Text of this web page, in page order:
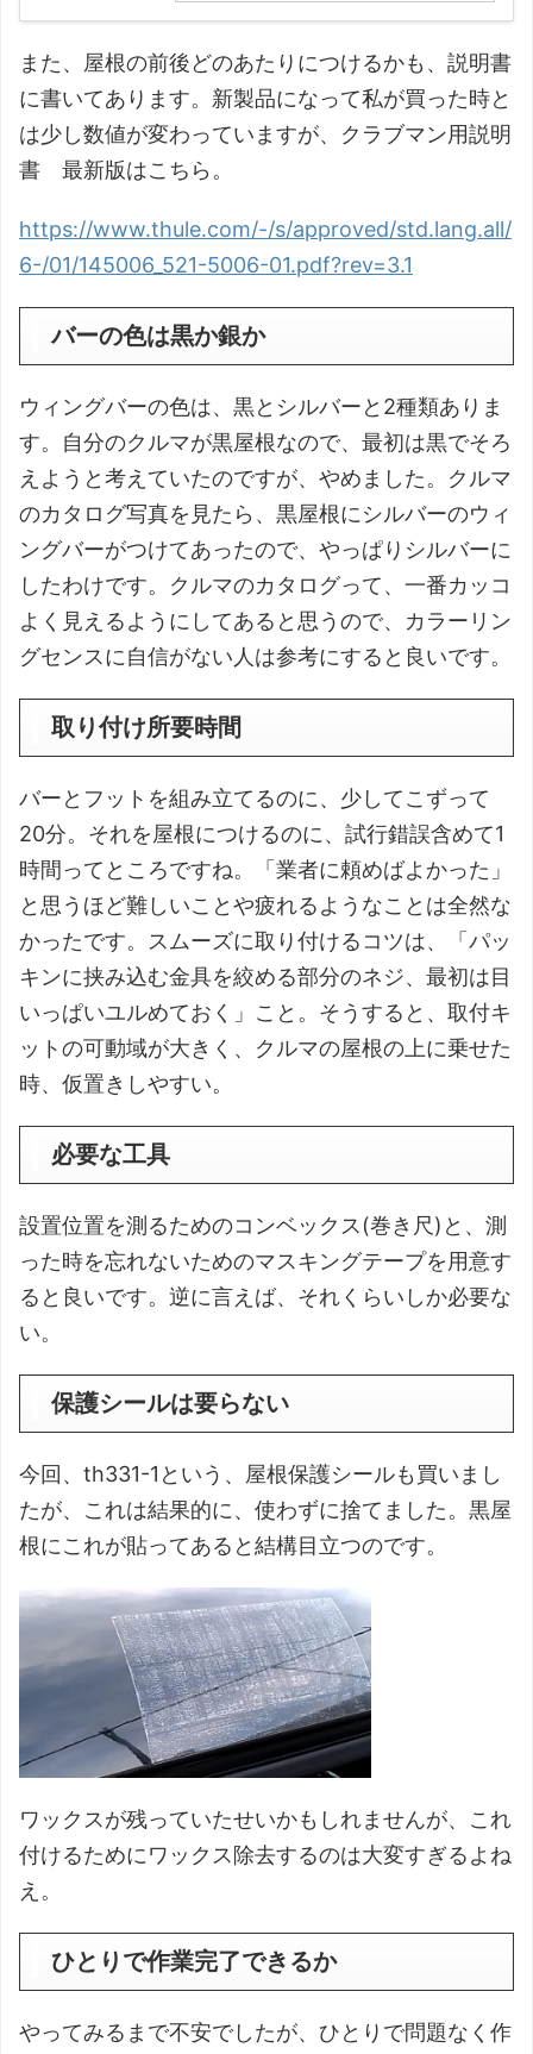
また、屋根の前後どのあたりにつけるかも、説明書
に書いてあります。新製品になって私が買った時と
は少し数値が変わっていますが、クラブマン用説明
書 最新版はこちら。
https://www.thule.com/-/s/approved/std.lang.all/
6-/01/145006_521-5006-01.pdf?rev=3.1
バーの色は黒か銀か
ウィングバーの色は、黒とシルバーと2種類ありま
す。自分のクルマが黒屋根なので、最初は黒でそろ
えようと考えていたのですが、やめました。クルマ
のカタログ写真を見たら、黒屋根にシルバーのウィ
ングバーがつけてあったので、やっぱりシルバーに
したわけです。クルマのカタログって、一番カッコ
よく見えるようにしてあると思うので、カラーリン
グセンスに自信がない人は参考にすると良いです。
取り付け所要時間
バーとフットを組み立てるのに、少してこずって
20分。それを屋根につけるのに、試行錯誤含めて1
時間ってところですね。「業者に頼めばよかった」
と思うほど難しいことや疲れるようなことは全然な
かったです。スムーズに取り付けるコツは、「パッ
キンに挟み込む金具を絞める部分のネジ、最初は目
いっぱいユルめておく」こと。そうすると、取付キ
ットの可動域が大きく、クルマの屋根の上に乗せた
時、仮置きしやすい。
必要な工具
設置位置を測るためのコンベックス(巻き尺)と、測
った時を忘れないためのマスキングテープを用意す
ると良いです。逆に言えば、それくらいしか必要な
い。
保護シールは要らない
今回、th331-1という、屋根保護シールも買いまし
たが、これは結果的に、使わずに捨てました。黒屋
根にこれが貼ってあると結構目立つのです。
ワックスが残っていたせいかもしれませんが、これ
付けるためにワックス除去するのは大変すぎるよね
え。
ひとりで作業完了できるか
やってみるまで不安でしたが、ひとりで問題なく作